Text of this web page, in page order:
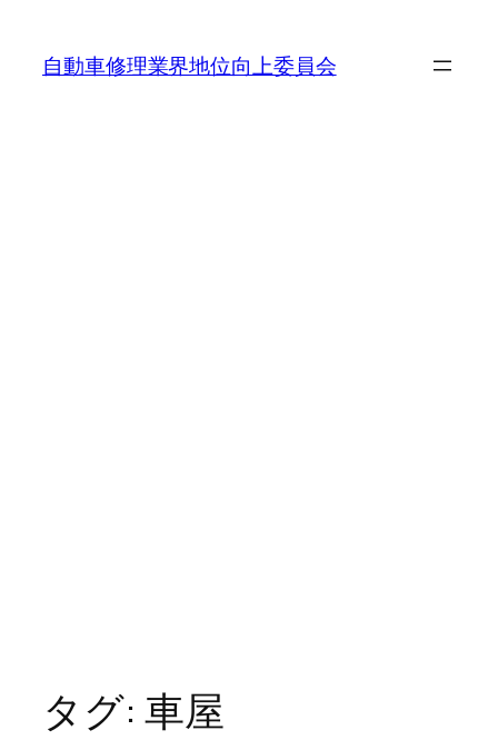
自動車修理業界地位向上委員会
タグ: 車屋